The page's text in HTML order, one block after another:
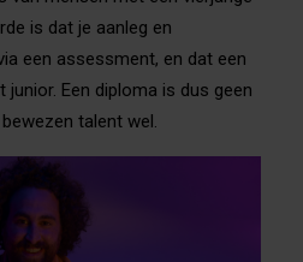
is dat je aanleg en
een assessment, en dat een
Een diploma is dus geen
talent wel.